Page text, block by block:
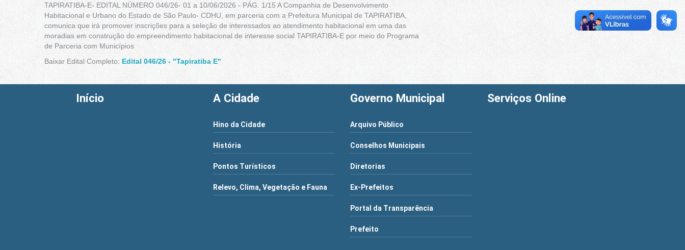
TAPIRATIBA-E- EDITAL NÚMERO 046/26- 01 a 10/06/2026 - PÁG. 1/15 A Companhia de Desenvolvimento
Habitacional e Urbano do Estado de São Paulo- CDHU, em parceria com a Prefeitura Municipal de TAPIRATIBA,
comunica que irá promover inscrições para a seleção de interessados ao atendimento habitacional em uma das
moradias em construção do empreendimento habitacional de interesse social TAPIRATIBA-E por meio do Programa
de Parceria com Municípios
Baixar Edital Completo: Edital 046/26 - "Tapiratiba E"
Início A Cidade
Hino da Cidade
História
Pontos Turísticos
Relevo, Clima, Vegetação e Fauna
Governo Municipal
Arquivo Público
Conselhos Municipais
Diretorias
Ex-Prefeitos
Portal da Transparência
Prefeito
Serviços Online